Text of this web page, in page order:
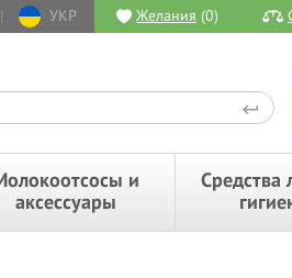
| УКР Желания (0)
и
аксессуары
Средства